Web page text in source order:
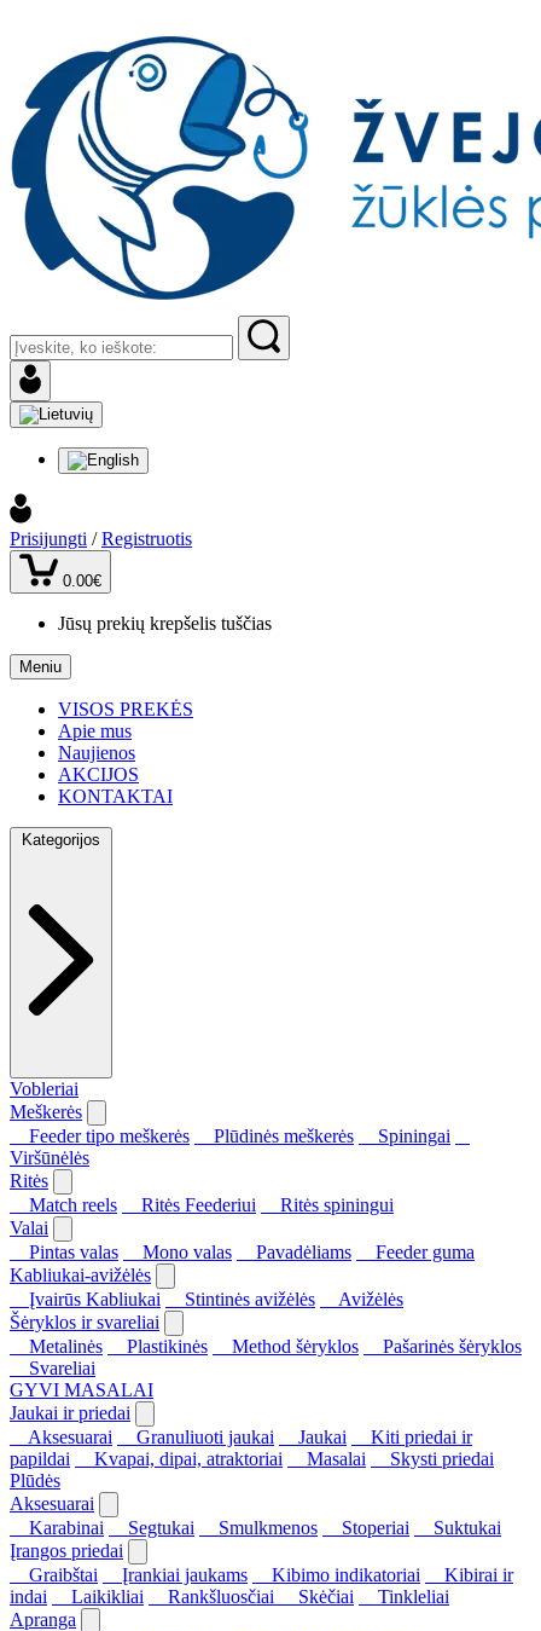
Prisijungti / Registruotis
0.00€
Jūsų prekių krepšelis tuščias
Meniu
VISOS PREKĖS
Apie mus
Naujienos
AKCIJOS
KONTAKTAI
Kategorijos
Vobleriai
Meškerės
Feeder tipo meškerės
Plūdinės meškerės
Spiningai
Viršūnėlės
Ritės
Match reels
Ritės Feederiui
Ritės spiningui
Valai
Pintas valas
Mono valas Pavadėliams
Feeder guma
Kabliukai-avižėlės
Įvairūs Kabliukai
Stintinės avižėlės
Avižėlės
Šėryklos ir svareliai
Metalinės
Plastikinės Method šėryklos
Pašarinės šėryklos
Svareliai
GYVI MASALAI
Jaukai ir priedai
Aksesuarai
Granuliuoti jaukai Jaukai
Kiti priedai ir
papildai
Kvapai, dipai, atraktoriai Masalai
Skysti priedai
Plūdės
Aksesuarai
Karabinai
Segtukai Smulkmenos Stoperiai
Suktukai
Įrangos priedai
Graibštai
Įrankiai jaukams Kibimo indikatoriai
Kibirai ir
indai
Laikikliai Rankšluosčiai Skėčiai
Tinkleliai
Apranga